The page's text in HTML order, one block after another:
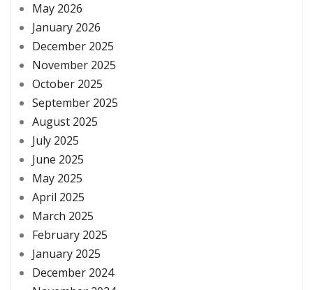
May 2026
January 2026
December 2025
November 2025
October 2025
September 2025
August 2025
July 2025
June 2025
May 2025
April 2025
March 2025
February 2025
January 2025
December 2024